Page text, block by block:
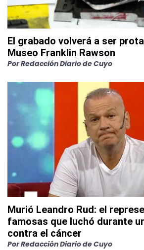
El grabado volverá a ser
Museo Franklin Rawson
PorRedacción Diario de Cuyo
Murió Leandro Rud: el
famosas que luchó durante
contra el cáncer
PorRedacción Diario de Cuyo